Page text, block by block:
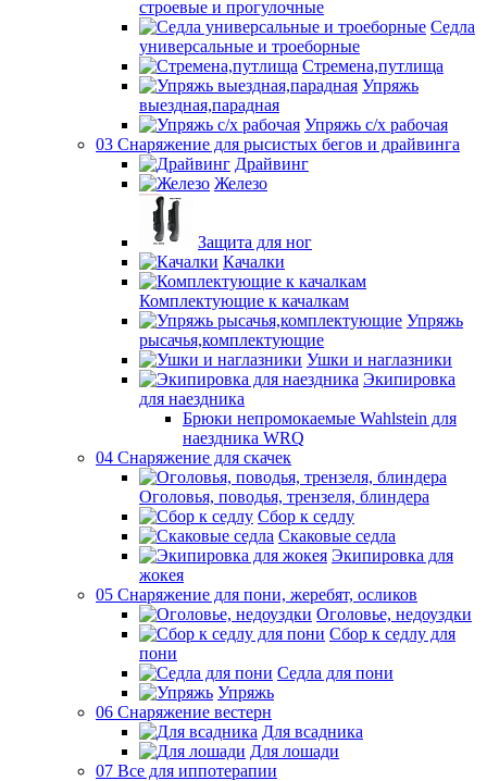
строевые и прогулочные
Седла
универсальные и троеборные
Стремена,путлища
Упряжь
выездная,парадная
Упряжь с/х рабочая
03 Снаряжение для рысистых бегов и драйвинга
Драйвинг
Железо
Защита для ног
Качалки
Комплектующие к качалкам
Упряжь
рысачья,комплектующие
Ушки и наглазники
Экипировка
для наездника
Брюки непромокаемые Wahlstein для
наездника WRQ
04 Снаряжение для скачек
Оголовья, поводья, трензеля, блиндера
Сбор к седлу
Скаковые седла
Экипировка для
жокея
05 Снаряжение для пони, жеребят, осликов
Оголовье, недоуздки
Сбор к седлу для
пони
Седла для пони
Упряжь
06 Снаряжение вестерн
Для всадника
Для лошади
07 Все для иппотерапии